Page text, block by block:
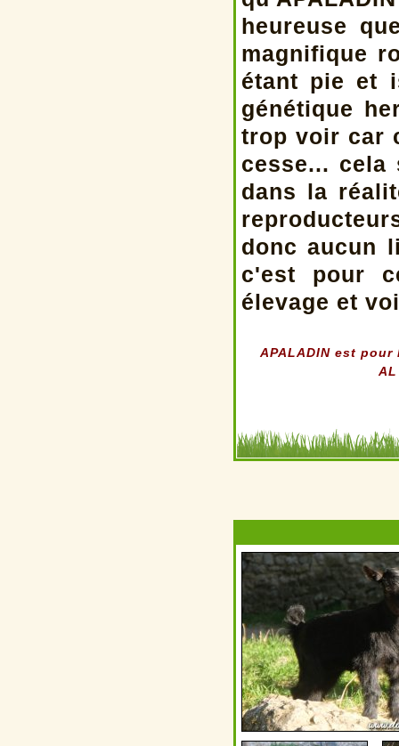
heureuse
magnifique
étant pie et
génétique
trop voir car
cesse... cela
dans la
donc aucun
c'est pour
élevage et
APALADIN est